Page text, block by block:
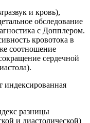
и кровь),
обследование
с Допплером.
кровотока в
соотношение
сердечной
индексированная
разницы
и диастолической)